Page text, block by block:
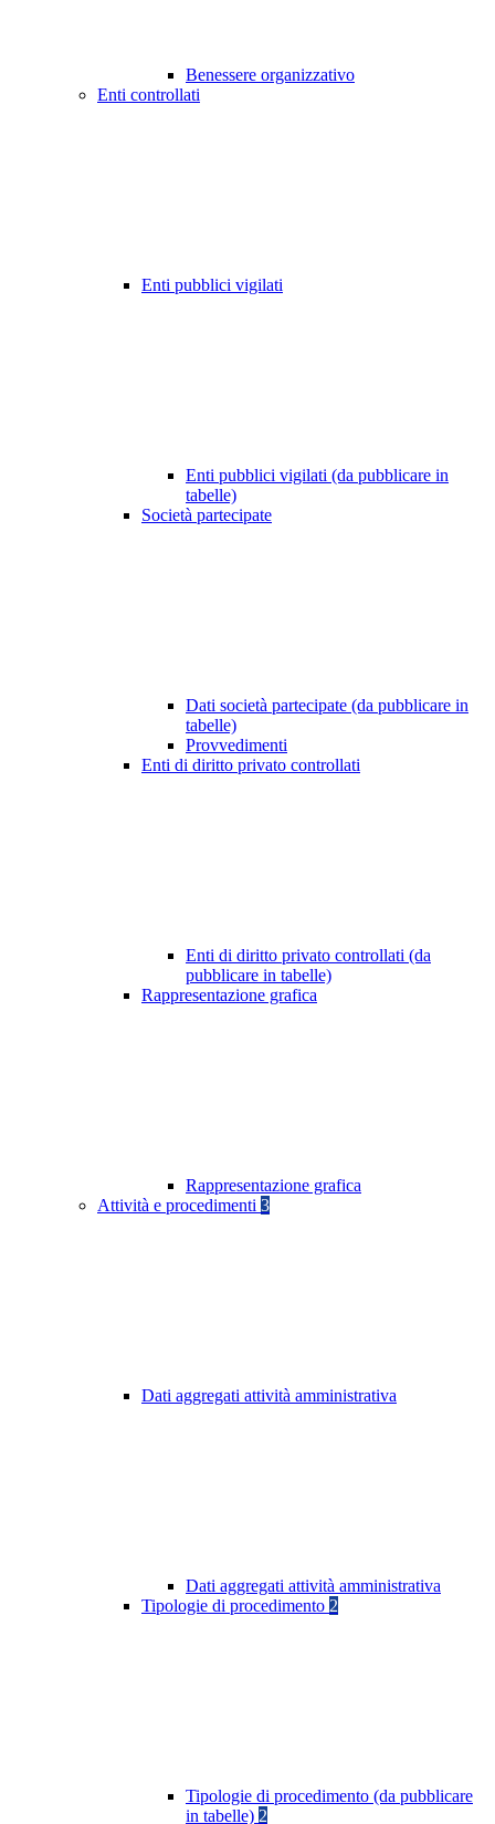
Benessere organizzativo
Enti controllati
Enti pubblici vigilati
Enti pubblici vigilati (da pubblicare in
tabelle)
Società partecipate
Dati società partecipate (da pubblicare in
tabelle)
Provvedimenti
Enti di diritto privato controllati
Enti di diritto privato controllati (da
pubblicare in tabelle)
Rappresentazione grafica
Rappresentazione grafica
Attività e procedimenti 3
Dati aggregati attività amministrativa
Dati aggregati attività amministrativa
Tipologie di procedimento 2
Tipologie di procedimento (da pubblicare
in tabelle) 2